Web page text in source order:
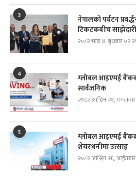
3
नेपालको पर्यटन
टिकटकबीच साझेदारी
२०८२ भाद्र ४, बुधबार
4
ग्लोबल आइएमई
सार्वजनिक
२०८२ आश्विन २१,
5
ग्लोबल आइएमई
शेयरधनीमा उत्साह
२०८२ आश्विन २६,